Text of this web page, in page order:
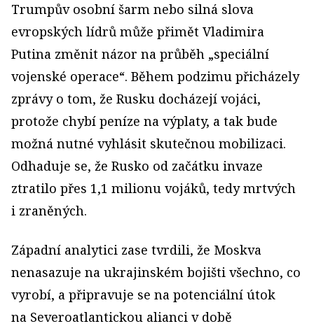
Trumpův osobní šarm nebo silná slova
evropských lídrů může přimět Vladimira
Putina změnit názor na průběh „speciální
vojenské operace“. Během podzimu přicházely
zprávy o tom, že Rusku docházejí vojáci,
protože chybí peníze na výplaty, a tak bude
možná nutné vyhlásit skutečnou mobilizaci.
Odhaduje se, že Rusko od začátku invaze
ztratilo přes 1,1 milionu vojáků, tedy mrtvých
i zraněných.
Západní analytici zase tvrdili, že Moskva
nenasazuje na ukrajinském bojišti všechno, co
vyrobí, a připravuje se na potenciální útok
na Severoatlantickou alianci v době